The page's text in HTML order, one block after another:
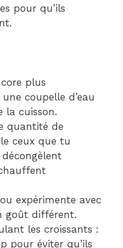
pour qu’ils
plus
coupelle d’eau
la cuisson.
quantité de
ceux que tu
décongèlent
expérimente avec
goût différent.
les croissants :
pour éviter qu’ils